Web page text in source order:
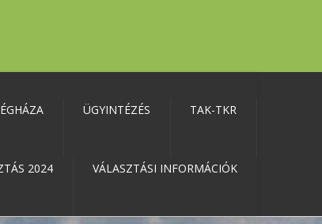
ÜGYINTÉZÉS TAK-TKR
2024 VÁLASZTÁSI INFORMÁCIÓK